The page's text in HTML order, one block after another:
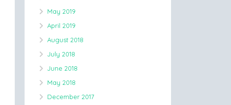
May 2019
April 2019
August 2018
July 2018
June 2018
May 2018
December 2017